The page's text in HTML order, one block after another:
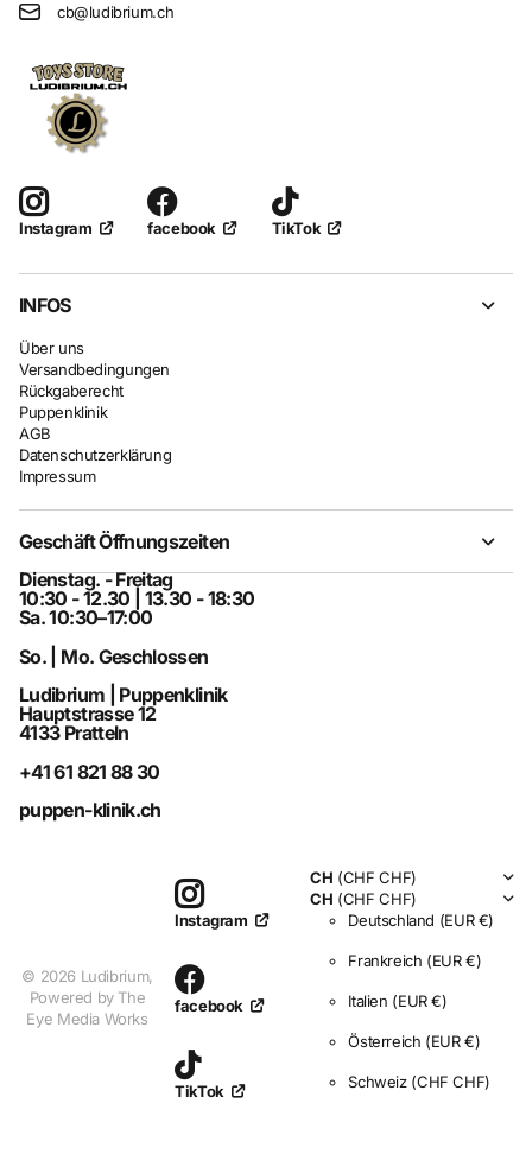
cb@ludibrium.ch
Instagram facebook TikTok
INFOS
Über uns
Versandbedingungen
Rückgaberecht
Puppenklinik
AGB
Datenschutzerklärung
Impressum
Geschäft Öffnungszeiten
Dienstag. - Freitag
10:30 - 12.30 | 13.30 - 18:30
Sa. 10:30–17:00
So. | Mo. Geschlossen
Ludibrium | Puppenklinik
Hauptstrasse 12
4133 Pratteln
+41 61 821 88 30
puppen-klinik.ch
© 2026 Ludibrium,
Powered by The
Eye Media Works
Instagram
facebook
TikTok
CH (CHF CHF)
CH (CHF CHF)
Deutschland (EUR €)
Frankreich (EUR €)
Italien (EUR €)
Österreich (EUR €)
Schweiz (CHF CHF)